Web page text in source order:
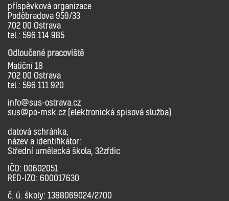
příspěvková organizace
Poděbradova 959/33
702 00 Ostrava
tel.: 596 114 985
Odloučené pracoviště
Matiční 18
702 00 Ostrava
tel.: 596 111 920
info@sus-ostrava.cz
sus@po-msk.cz (elektronická spisová služba)
datová schránka,
název a identifikátor:
Střední umělecká škola, 32zfdic
IČO: 00602051
RED-IZO: 600017630
č. ú. školy: 1388069024/2700